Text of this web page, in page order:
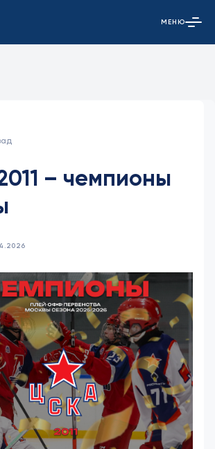
Открыть
МЕНЮ
– чемпионы